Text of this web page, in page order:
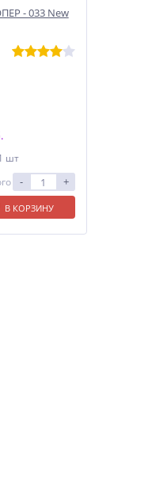
- 033 New
шт
- +
В КОРЗИНУ